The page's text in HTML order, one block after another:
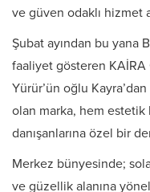
ve güven odaklı hizmet
Şubat ayından bu yana
faaliyet gösteren KAİRA
Yürür’ün oğlu
olan marka, hem
danışanlarına özel bir
Merkez bünyesinde;
ve güzellik alanına